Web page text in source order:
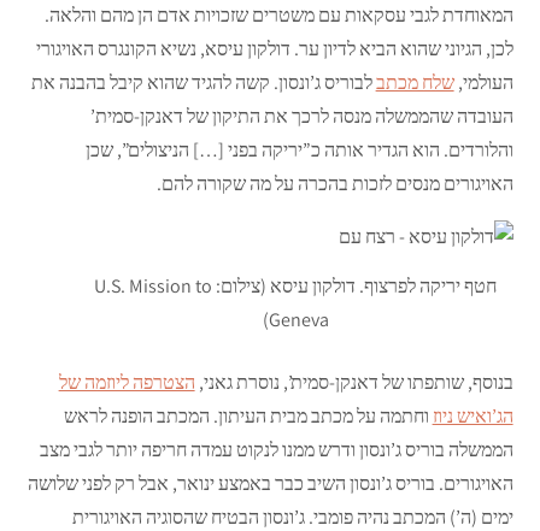
המאוחדת לגבי עסקאות עם משטרים שזכויות אדם הן מהם והלאה.
לכן, הגיוני שהוא הביא לדיון ער. דולקון עיסא, נשיא הקונגרס האויגורי
העולמי,שלח מכתבלבוריס ג’ונסון. קשה להגיד שהוא קיבל בהבנה את
העובדה שהממשלה מנסה לרכך את התיקון של דאנקן-סמית’
והלורדים. הוא הגדיר אותה כ”יריקה בפני […] הניצולים”, שכן
האויגורים מנסים לזכות בהכרה על מה שקורה להם.
חטף יריקה לפרצוף. דולקון עיסא (צילום: U.S. Mission to
Geneva)
בנוסף, שותפתו של דאנקן-סמית’, נוסרת גאני, הצטרפה ליוזמה של
הג’ואיש ניוז וחתמה על מכתב מבית העיתון. המכתב הופנה לראש
הממשלה בוריס ג’ונסון ודרש ממנו לנקוט עמדה חריפה יותר לגבי מצב
האויגורים. בוריס ג’ונסון השיב כבר באמצע ינואר, אבל רק לפני שלושה
ימים (ה’) המכתב נהיה פומבי. ג’ונסון הבטיח שהסוגיה האויגורית